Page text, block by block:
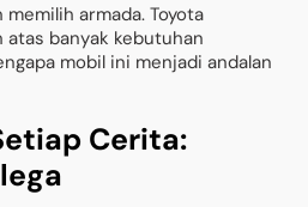
armada. Toyota
atas banyak kebutuhan
mobil ini menjadi andalan
Cerita: